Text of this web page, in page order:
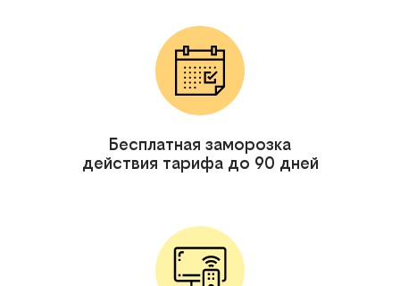
Бесплатная заморозка
действия тарифа до 90 дней